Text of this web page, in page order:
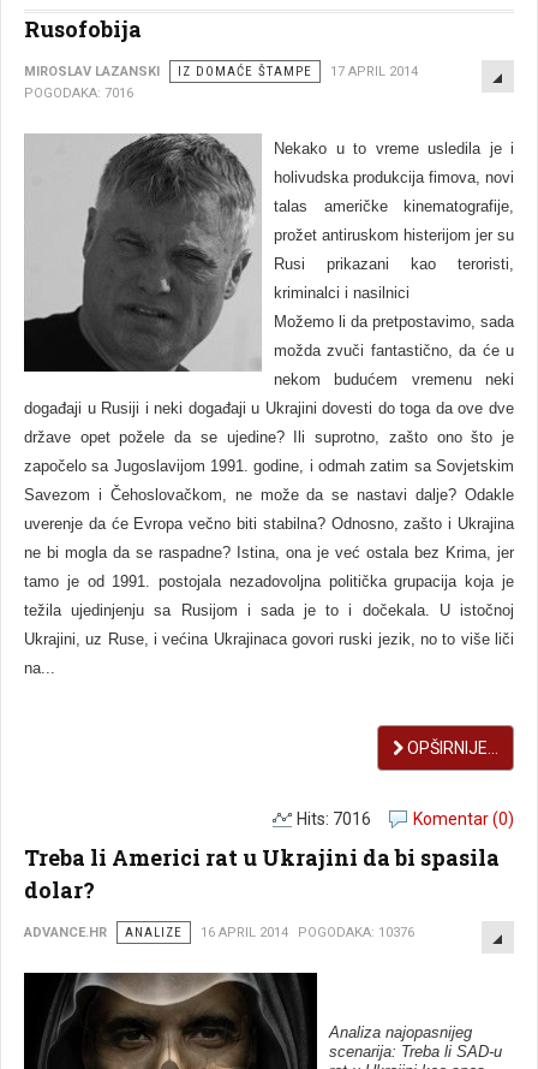
Rusofobija
MIROSLAV LAZANSKI IZ DOMAĆE ŠTAMPE
17 APRIL 2014
POGODAKA: 7016
Nekako u to vreme usledila je i
holivudska produkcija fimova, novi
talas američke kinematografije,
prožet antiruskom histerijom jer su
Rusi prikazani kao teroristi,
kriminalci i nasilnici
Možemo li da pretpostavimo, sada
možda zvuči fantastično, da će u
nekom budućem vremenu neki
događaji u Rusiji i neki događaji u Ukrajini dovesti do toga da ove dve
države opet požele da se ujedine? Ili suprotno, zašto ono što je
započelo sa Jugoslavijom 1991. godine, i odmah zatim sa Sovjetskim
Savezom i Čehoslovačkom, ne može da se nastavi dalje? Odakle
uverenje da će Evropa večno biti stabilna? Odnosno, zašto i Ukrajina
ne bi mogla da se raspadne? Istina, ona je već ostala bez Krima, jer
tamo je od 1991. postojala nezadovoljna politička grupacija koja je
težila ujedinjenju sa Rusijom i sada je to i dočekala. U istočnoj
Ukrajini, uz Ruse, i većina Ukrajinaca govori ruski jezik, no to više liči
na...
OPŠIRNIJE...
Komentar (0)
Hits: 7016
Treba li Americi rat u Ukrajini da bi spasila
dolar?
ADVANCE.HR ANALIZE 16 APRIL 2014 POGODAKA: 10376
Analiza najopasnijeg
scenarija: Treba li SAD-u